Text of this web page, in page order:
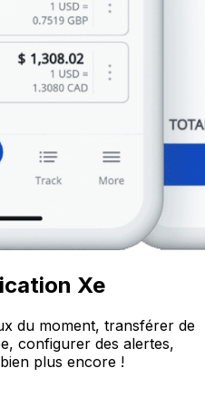
Xe
du moment, transférer de
configurer des alertes,
plus encore !